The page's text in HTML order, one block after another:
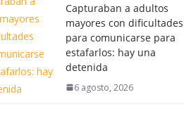
Capturaban a adultos
mayores con dificultades
para comunicarse para
estafarlos: hay una
detenida
6 agosto, 2026